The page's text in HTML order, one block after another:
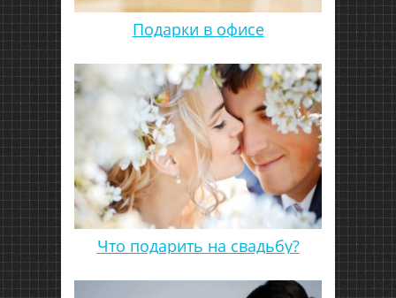
Подарки в офисе
Что подарить на свадьбу?